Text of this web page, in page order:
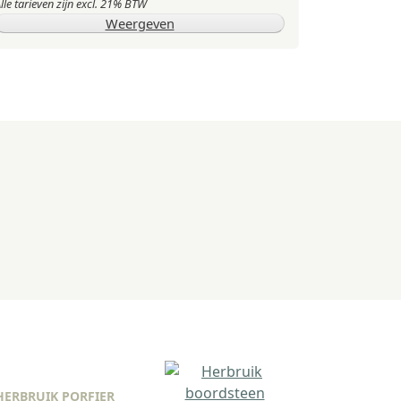
tarieven zijn excl. 21% BTW
Weergeven
PORFIER